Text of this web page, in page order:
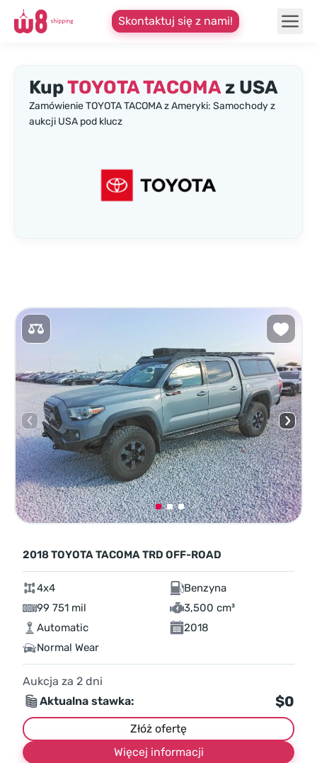
Skontaktuj się z nami!
KupTOYOTA TACOMAz USA
Zamówienie TOYOTA TACOMA z Ameryki: Samochody z
aukcji USA pod klucz
2018 TOYOTA TACOMA TRD OFF-ROAD
4x4
Benzyna
99 751 mil
3,500 cm³
Automatic
2018
Normal Wear
Aukcja za 2 dni
Aktualna stawka:
$0
Złóż ofertę
Więcej informacji